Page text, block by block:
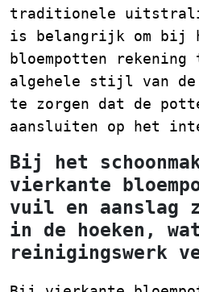
traditionele
is belangrijk om bij
bloempotten rekening
algehele stijl van de
te zorgen dat de
aansluiten op het
Bij het
vierkante
vuil en aanslag
in de hoeken,
reinigingswerk